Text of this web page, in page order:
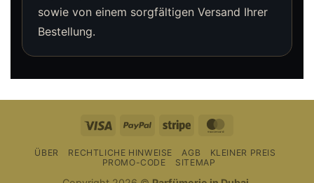
sowie von einem sorgfältigen Versand Ihrer
Bestellung.
Visum PayPal Streifen
ÜBER RECHTLICHE HINWEISE AGB
KLEINER PREIS
PROMO-CODE
SITEMAP